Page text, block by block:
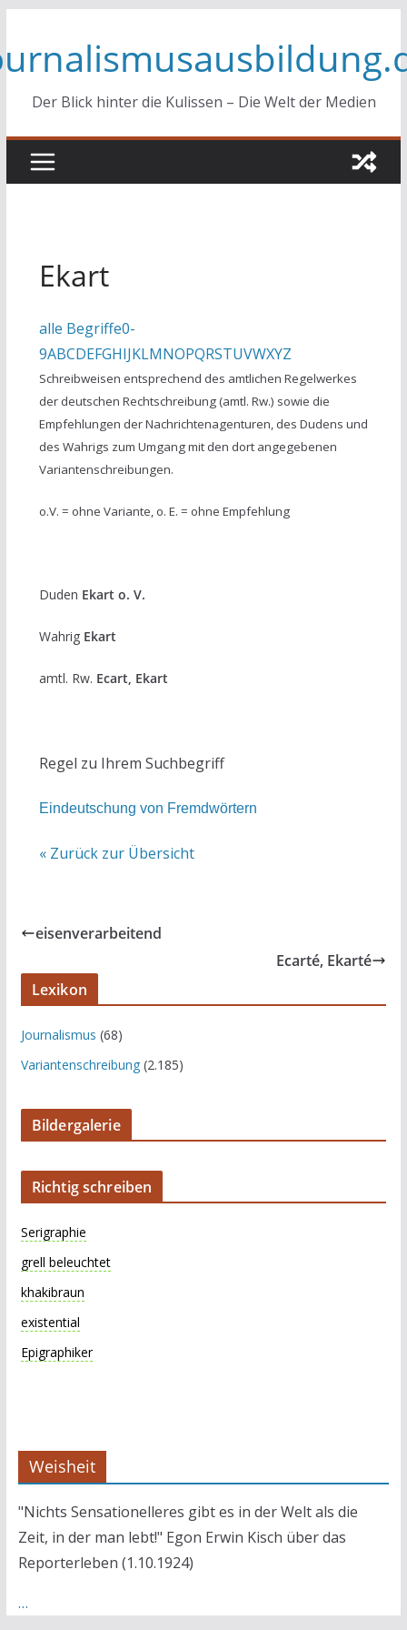
springen
Der Blick hinter die Kulissen – Die Welt der Medien
Ekart
alle Begriffe0-
9ABCDEFGHIJKLMNOPQRSTUVWXYZ
Schreibweisen entsprechend des amtlichen Regelwerkes
der deutschen Rechtschreibung (amtl. Rw.) sowie die
Empfehlungen der Nachrichtenagenturen, des Dudens und
des Wahrigs zum Umgang mit den dort angegebenen
Variantenschreibungen.
o.V. = ohne Variante, o. E. = ohne Empfehlung
Duden Ekart o. V.
Wahrig Ekart
amtl. Rw. Ecart, Ekart
Regel zu Ihrem Suchbegriff
Eindeutschung von Fremdwörtern
« Zurück zur Übersicht
eisenverarbeitend
Ecarté, Ekarté
Lexikon
Journalismus (68)
Variantenschreibung(2.185)
Bildergalerie
Richtig schreiben
Serigraphie
grell beleuchtet
khakibraun
existential
Epigraphiker
Weisheit
"Nichts Sensationelleres gibt es in der Welt als die
Zeit, in der man lebt!" Egon Erwin Kisch über das
Reporterleben (1.10.1924)
…